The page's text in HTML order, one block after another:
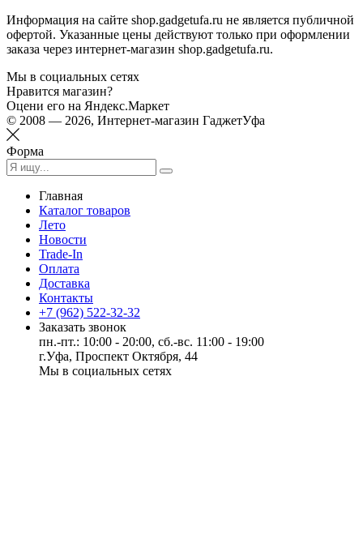
Информация на сайте shop.gadgetufa.ru не является публичной
офертой. Указанные цены действуют только при оформлении
заказа через интернет-магазин shop.gadgetufa.ru.
Мы в социальных сетях
Нравится магазин?
Оцени его на Яндекс.Маркет
© 2008 — 2026, Интернет-магазин ГаджетУфа
Форма
Главная
Каталог товаров
Лето
Новости
Trade-In
Оплата
Доставка
Контакты
+7 (962) 522-32-32
Заказать звонок
пн.-пт.: 10:00 - 20:00, сб.-вс. 11:00 - 19:00
г.Уфа, Проспект Октября, 44
Мы в социальных сетях